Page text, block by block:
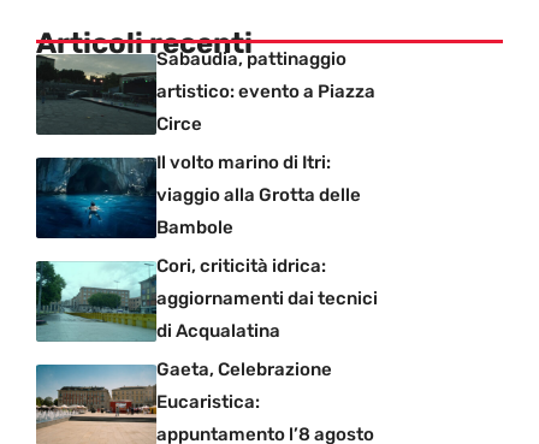
Articoli recentiSabaudia, pattinaggio
artistico: evento a Piazza
Circe
Il volto marino di Itri:
viaggio alla Grotta delle
Bambole
Cori, criticità idrica:
aggiornamenti dai tecnici
di Acqualatina
Gaeta, Celebrazione
Eucaristica:
appuntamento l’8 agosto